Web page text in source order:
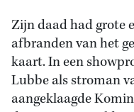
Zijn daad had grote
afbranden van het
kaart. In een
Lubbe als stroman
aangeklaagde